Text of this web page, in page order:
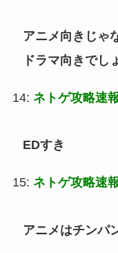
アニメ向きじゃ
ドラマ向きでし
14: ネトゲ攻略速
EDすき
15: ネトゲ攻略速
アニメはチンパ